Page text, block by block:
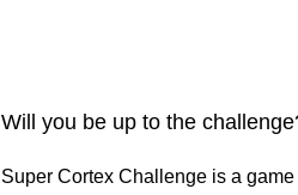
Will you be up to the
Super Cortex Challenge is a